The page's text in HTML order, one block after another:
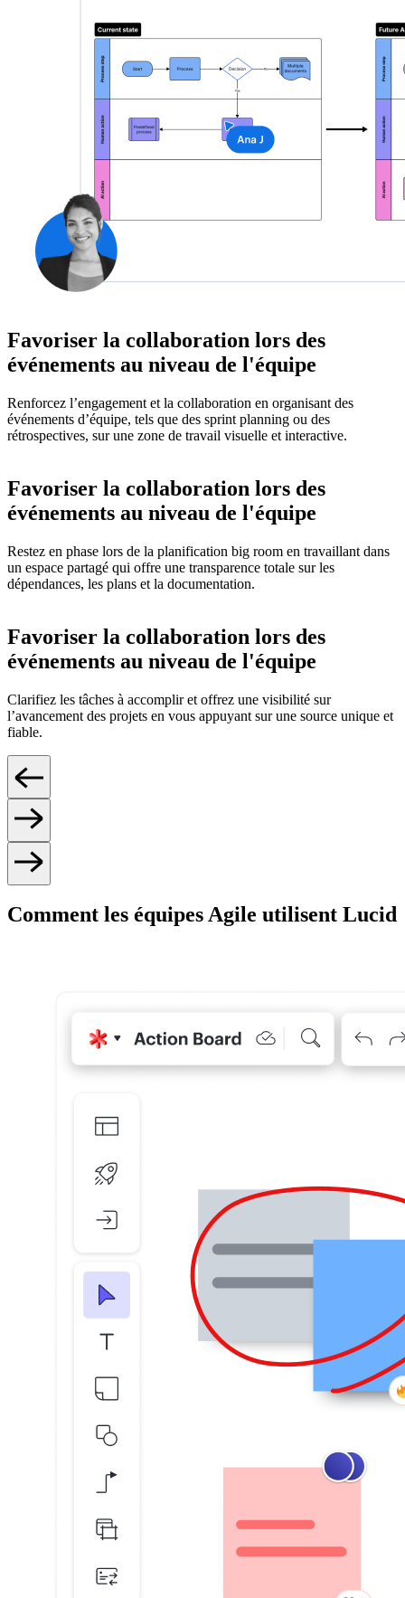
Favoriser la collaboration lors des
événements au niveau de l'équipe
Renforcez l’engagement et la collaboration en organisant des
événements d’équipe, tels que des sprint planning ou des
rétrospectives, sur une zone de travail visuelle et interactive.
Favoriser la collaboration lors des
événements au niveau de l'équipe
Restez en phase lors de la planification big room en travaillant dans
un espace partagé qui offre une transparence totale sur les
dépendances, les plans et la documentation.
Favoriser la collaboration lors des
événements au niveau de l'équipe
Clarifiez les tâches à accomplir et offrez une visibilité sur
l’avancement des projets en vous appuyant sur une source unique et
fiable.
Comment les équipes Agile utilisent Lucid